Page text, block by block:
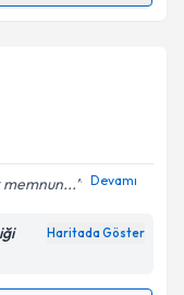
e-posta ile
Aydınlatma
belirtilen
memnun... Devamı
Haritada Göster